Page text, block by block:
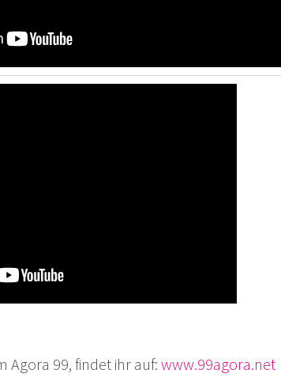
Agora 99, findet ihr auf:www.99agora.net